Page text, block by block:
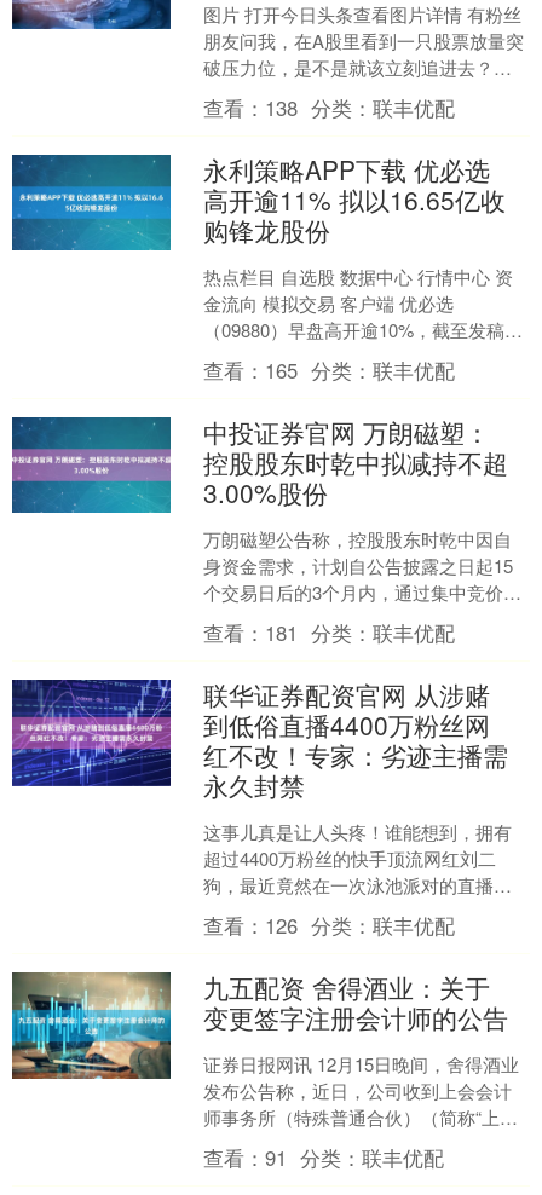
图片 打开今日头条查看图片详情 有粉丝
朋友问我，在A股里看到一只股票放量突
破压力位，是不是就该立刻追进去？我
的经验是，别着急。在A股，一次干脆的
突破固然漂亮，但....
查看： 138 分类：联丰优配
永利策略APP下载 优必选
高开逾11% 拟以16.65亿收
购锋龙股份
热点栏目 自选股 数据中心 行情中心 资
金流向 模拟交易 客户端 优必选
（09880）早盘高开逾10%，截至发稿，
股价上涨10.68%，现报121.20港元，
成....
查看： 165 分类：联丰优配
中投证券官网 万朗磁塑：
控股股东时乾中拟减持不超
3.00%股份
万朗磁塑公告称，控股股东时乾中因自
身资金需求，计划自公告披露之日起15
个交易日后的3个月内，通过集中竞价和
大宗交易方式合计减持不超过256.45万
股，占公司总股....
查看： 181 分类：联丰优配
联华证券配资官网 从涉赌
到低俗直播4400万粉丝网
红不改！专家：劣迹主播需
永久封禁
这事儿真是让人头疼！谁能想到，拥有
超过4400万粉丝的快手顶流网红刘二
狗，最近竟然在一次泳池派对的直播中
彻底翻车。这场直播是在12月上旬进行
的，本来可能是想搞点....
查看： 126 分类：联丰优配
九五配资 舍得酒业：关于
变更签字注册会计师的公告
证券日报网讯 12月15日晚间，舍得酒业
发布公告称，近日，公司收到上会会计
师事务所（特殊普通合伙）（简称“上
会”）出具的《关于变更签字注册会计师
的函》。上会作为....
查看：91 分类：联丰优配